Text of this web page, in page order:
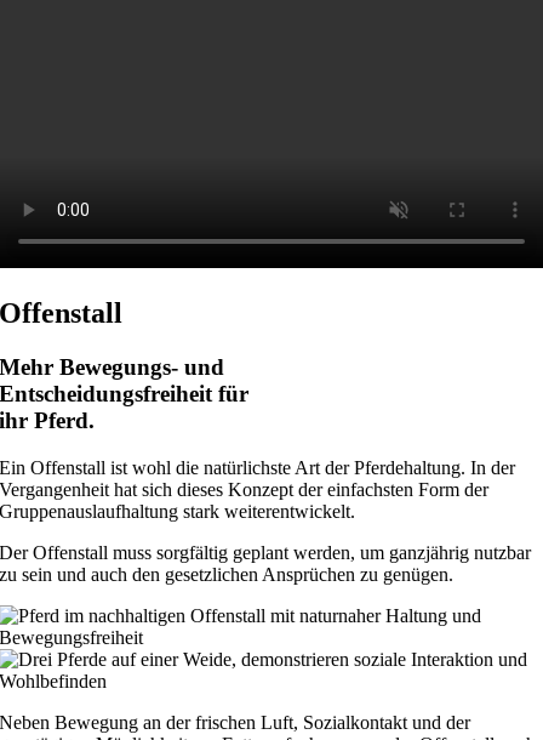
Offenstall
Mehr Bewegungs- und
Entscheidungsfreiheit für
ihr Pferd.
Ein Offenstall ist wohl die natürlichste Art der Pferdehaltung. In der
Vergangenheit hat sich dieses Konzept der einfachsten Form der
Gruppenauslaufhaltung stark weiterentwickelt.
Der Offenstall muss sorgfältig geplant werden, um ganzjährig nutzbar
zu sein und auch den gesetzlichen Ansprüchen zu genügen.
Neben Bewegung an der frischen Luft, Sozialkontakt und der